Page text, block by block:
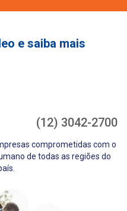
e saiba mais
(12) 3042-2700
comprometidas com o
de todas as regiões do